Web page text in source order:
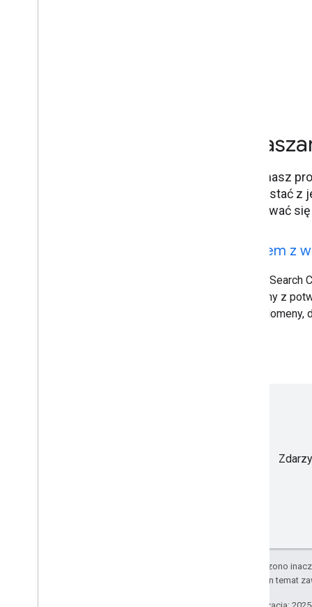
Jeśli masz
skorzystać z
zalogować
Problem z
Jeśli w Search
problemy z
usługi domeny,
O ile nie stwierdzono
informacje na ten temat